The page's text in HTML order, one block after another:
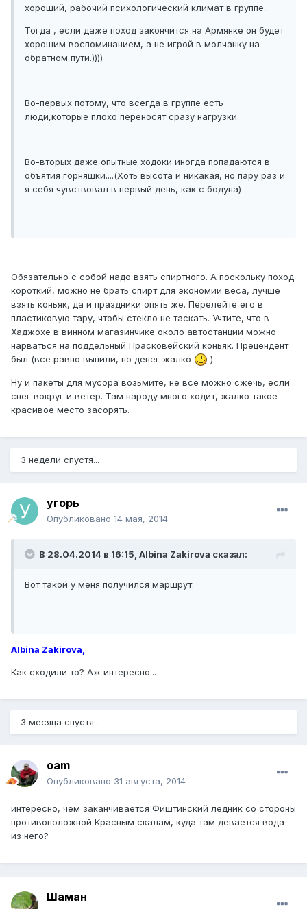
хороший, рабочий психологический климат в группе...
Тогда , если даже поход закончится на Армянке он будет
хорошим воспоминанием, а не игрой в молчанку на
обратном пути.))))
Во-первых потому, что всегда в группе есть
люди,которые плохо переносят сразу нагрузки.
Во-вторых даже опытные ходоки иногда попадаются в
объятия горняшки....(Хоть высота и никакая, но пару раз и
я себя чувствовал в первый день, как с бодуна)
Обязательно с собой надо взять спиртного. А поскольку поход
короткий, можно не брать спирт для экономии веса, лучше
взять коньяк, да и праздники опять же. Перелейте его в
пластиковую тару, чтобы стекло не таскать. Учтите, что в
Хаджохе в винном магазинчике около автостанции можно
нарваться на поддельный Прасковейский коньяк. Прецендент
был (все равно выпили, но денег жалко
)
Ну и пакеты для мусора возьмите, не все можно сжечь, если
снег вокруг и ветер. Там народу много ходит, жалко такое
красивое место засорять.
3 недели спустя...
угорь
Опубликовано 14 мая, 2014
В 28.04.2014 в 16:15, Albina Zakirova сказал:
Вот такой у меня получился маршрут:
Albina Zakirovа,
Как сходили то? Аж интересно...
3 месяца спустя...
oam
Опубликовано 31 августа, 2014
интересно, чем заканчивается Фиштинский ледник со стороны
противоположной Красным скалам, куда там девается вода
из него?
Шаман